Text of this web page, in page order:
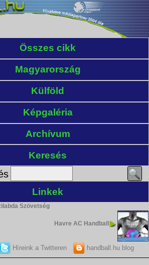
Összes cikk
Magyarország
Külföld
Képgaléria
Archívum
Keresés
Linkek
Szövetség
Havre AC Handball
Híreink a Twitteren handball.hu blog